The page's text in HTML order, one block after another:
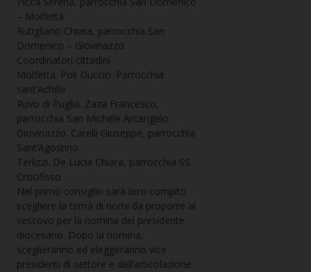
– Molfetta
Rutigliano Chiara, parrocchia San
Domenico – Giovinazzo
Coordinatori cittadini
Molfetta. Poli Duccio. Parrocchia
sant’Achille
Ruvo di Puglia. Zaza Francesco,
parrocchia San Michele Arcangelo
Giovinazzo. Carelli Giuseppe, parrocchia
Sant’Agostino
Terlizzi. De Lucia Chiara, parrocchia SS.
Crocifisso
Nel primo consiglio sarà loro compito
scegliere la terna di nomi da proporre al
vescovo per la nomina del presidente
diocesano. Dopo la nomina,
sceglieranno ed eleggeranno vice
presidenti di settore e dell’articolazione.